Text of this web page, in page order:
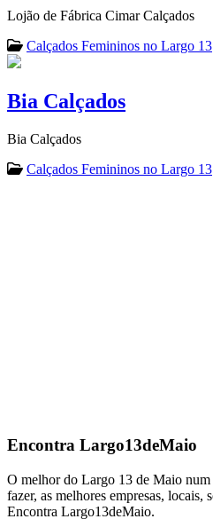
Lojão de Fábrica Cimar Calçados
Calçados Femininos no Largo 13
Bia Calçados
Bia Calçados
Calçados Femininos no Largo 13
Encontra Largo13deMaio
O melhor do Largo 13 de Maio
fazer, as melhores empresas, locais,
Encontra Largo13deMaio.